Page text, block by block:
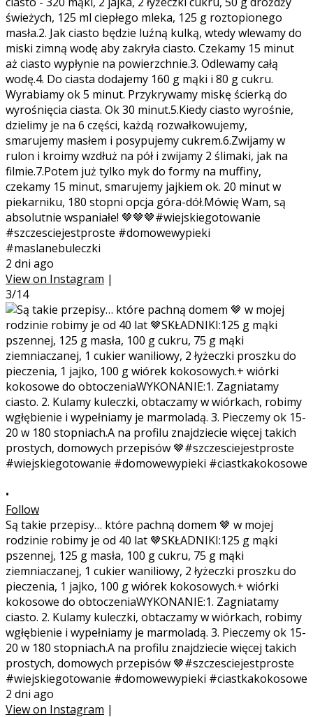
świeżych, 125 ml ciepłego mleka, 125 g roztopionego
masła.2. Jak ciasto będzie luźną kulką, wtedy wlewamy do
miski zimną wodę aby zakryła ciasto. Czekamy 15 minut
aż ciasto wypłynie na powierzchnie.3. Odlewamy całą
wodę.4. Do ciasta dodajemy 160 g mąki i 80 g cukru.
Wyrabiamy ok 5 minut. Przykrywamy miskę ścierką do
wyrośnięcia ciasta. Ok 30 minut.5.Kiedy ciasto wyrośnie,
dzielimy je na 6 części, każdą rozwałkowujemy,
smarujemy masłem i posypujemy cukrem.6.Zwijamy w
rulon i kroimy wzdłuż na pół i zwijamy 2 ślimaki, jak na
filmie.7.Potem już tylko myk do formy na muffiny,
czekamy 15 minut, smarujemy jajkiem ok. 20 minut w
piekarniku, 180 stopni opcja góra-dół.Mówię Wam, są
absolutnie wspaniałe! 🤎🤎🤎#wiejskiegotowanie
#szczesciejestproste #domowewypieki
#maslanebuleczki
2 dni ago
View on Instagram |
3/14
•
Follow
Są takie przepisy… które pachną domem 🤎 w mojej
rodzinie robimy je od 40 lat 🤎SKŁADNIKI:125 g mąki
pszennej, 125 g masła, 100 g cukru, 75 g mąki
ziemniaczanej, 1 cukier waniliowy, 2 łyżeczki proszku do
pieczenia, 1 jajko, 100 g wiórek kokosowych.+ wiórki
kokosowe do obtoczeniaWYKONANIE:1. Zagniatamy
ciasto. 2. Kulamy kuleczki, obtaczamy w wiórkach, robimy
wgłębienie i wypełniamy je marmoladą. 3. Pieczemy ok 15-
20 w 180 stopniach.A na profilu znajdziecie więcej takich
prostych, domowych przepisów 🤎#szczesciejestproste
#wiejskiegotowanie #domowewypieki #ciastkakokosowe
2 dni ago
View on Instagram |